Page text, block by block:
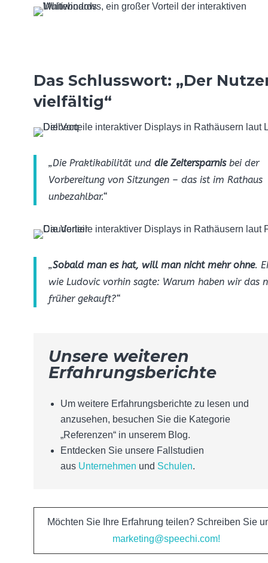
Das Schlusswort: „Der
vielfältig“
„Die Praktikabilität und die Zeitersparnisbei der
Vorbereitung von Sitzungen – das ist im Rathaus
unbezahlbar.“
„Sobald man es hat, will man nicht mehr ohne.
wie Ludovic vorhin sagte: Warum haben wir das
früher gekauft?“
Unsere weiteren
Erfahrungsberichte
Um weitere Erfahrungsberichte zu lesen und
anzusehen, besuchen Sie die Kategorie
„Referenzen“ in unserem Blog.
Entdecken Sie unsere Fallstudien
aus Unternehmen und Schulen.
Möchten Sie Ihre Erfahrung teilen? Schreiben Sie
marketing@speechi.com!